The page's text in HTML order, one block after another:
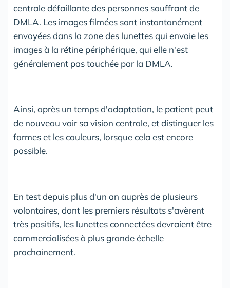
centrale défaillante des personnes souffrant de
DMLA. Les images filmées sont instantanément
envoyées dans la zone des lunettes qui envoie les
images à la rétine périphérique, qui elle n'est
généralement pas touchée par la DMLA.
Ainsi, après un temps d'adaptation, le patient peut
de nouveau voir sa vision centrale, et distinguer les
formes et les couleurs, lorsque cela est encore
possible.
En test depuis plus d'un an auprès de plusieurs
volontaires, dont les premiers résultats s'avèrent
très positifs, les lunettes connectées devraient être
commercialisées à plus grande échelle
prochainement.